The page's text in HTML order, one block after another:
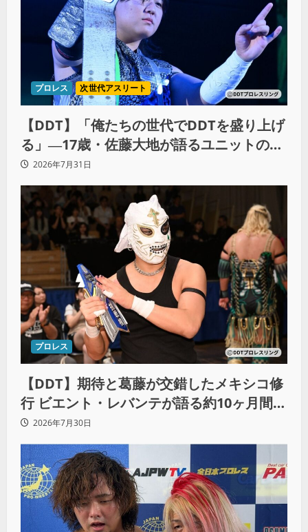
プロレス 次世代アスリート
【DDT】「俺たちの世代でDDTを盛り上げ
る」―17歳・佐藤大地が語るユニットの絆
とシングル王座への飽くなき野望
2026年7月31日
プロレス
【DDT】期待と葛藤が交錯したメキシコ修
行 ビエント・レバンテが語る約10ヶ月間の
苦悩「くすぶっている自分に腹を立ててい
る」
2026年7月30日